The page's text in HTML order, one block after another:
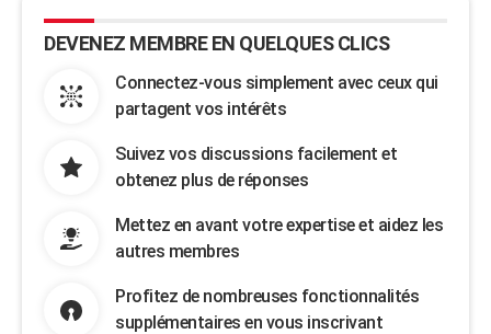
DEVENEZ MEMBRE EN QUELQUES CLICS
Connectez-vous simplement avec ceux qui
partagent vos intérêts
Suivez vos discussions facilement et
obtenez plus de réponses
Mettez en avant votre expertise et aidez les
autres membres
Profitez de nombreuses fonctionnalités
supplémentaires en vous inscrivant